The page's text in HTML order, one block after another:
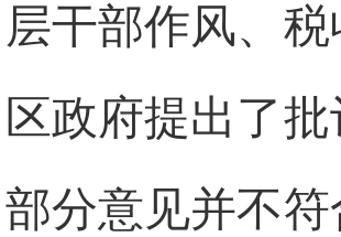
层干部作风、
区政府提出了
部分意见并不